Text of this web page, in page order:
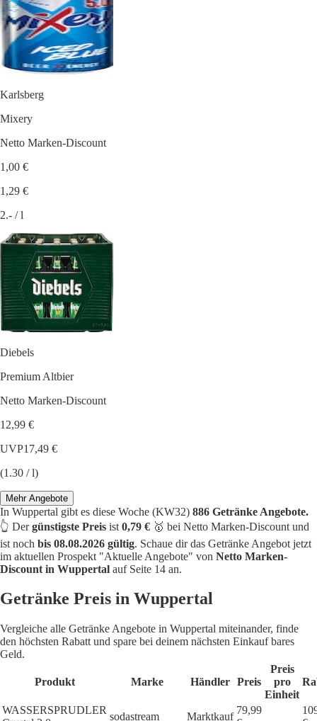
Karlsberg
Mixery
Netto Marken-Discount
1,00 €
1,29 €
2.- / l
Diebels
Premium Altbier
Netto Marken-Discount
12,99 €
UVP17,49 €
(1.30 / l)
Mehr Angebote
In Wuppertal gibt es diese Woche (KW32) 886 Getränke Angebote.
👆 Dergünstigste Preis ist 0,79 € 🥇 bei Netto Marken-Discount und
ist noch bis 08.08.2026 gültig. Schaue dir das Getränke Angebot jetzt
im aktuellen Prospekt "Aktuelle Angebote" von Netto Marken-
Discount in Wuppertal auf Seite 14 an.
Getränke Preis in Wuppertal
Vergleiche alle Getränke Angebote in Wuppertal miteinander, finde
den höchsten Rabatt und spare bei deinem nächsten Einkauf bares
Geld.
Produkt Marke Händler Preis
Preis
pro
Einheit
WASSERSPRUDLER
sodastream Marktkauf
79,99